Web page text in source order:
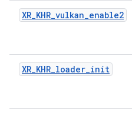
XR_KHR_vulkan_enable2
XR_KHR_loader_init